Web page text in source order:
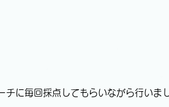
チに毎回採点してもらいながら行いま